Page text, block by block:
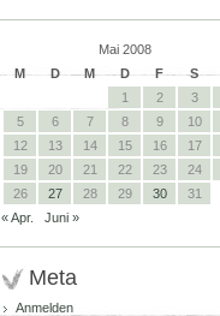
Mai 2008
M
D M D F S
1
2 3
5
6 7 8 9 10
12
13 14 15 16 17
19
20 21 22 23 24
26
27 28 29 30
31
« Apr.
Juni »
Meta
Anmelden